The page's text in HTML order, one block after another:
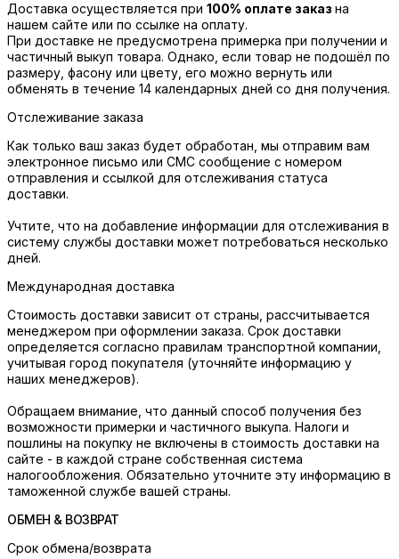
Доставка осуществляется при 100% оплате заказ на
нашем сайте или по ссылке на оплату.
При доставке не предусмотрена примерка при получении и
частичный выкуп товара. Однако, если товар не подошёл по
размеру, фасону или цвету, его можно вернуть или
обменять в течение 14 календарных дней со дня получения.
Отслеживание заказа
Как только ваш заказ будет обработан, мы отправим вам
электронное письмо или СМС сообщение с номером
отправления и ссылкой для отслеживания статуса
доставки.
Учтите, что на добавление информации для отслеживания в
систему службы доставки может потребоваться несколько
дней.
Международная доставка
Стоимость доставки зависит от страны, рассчитывается
менеджером при оформлении заказа. Срок доставки
определяется согласно правилам транспортной компании,
учитывая город покупателя (уточняйте информацию у
наших менеджеров).
Обращаем внимание, что данный способ получения без
возможности примерки и частичного выкупа. Налоги и
пошлины на покупку не включены в стоимость доставки на
сайте - в каждой стране собственная система
налогообложения. Обязательно уточните эту информацию в
таможенной службе вашей страны.
ОБМЕН & ВОЗВРАТ
Срок обмена/возврата